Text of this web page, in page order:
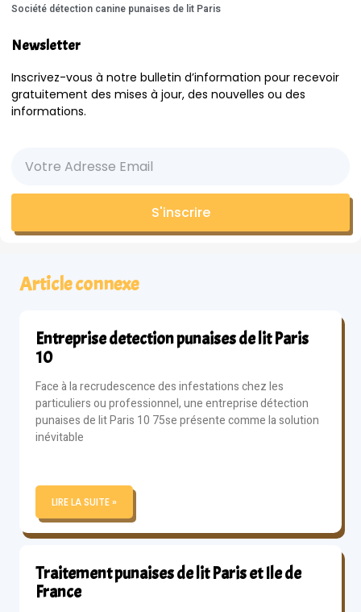
Société détection canine punaises de lit Paris
Newsletter
Inscrivez-vous à notre bulletin d’information pour recevoir
gratuitement des mises à jour, des nouvelles ou des
informations.
S'inscrire
Article connexe
Entreprise detection punaises de lit Paris
10
Face à la recrudescence des infestations chez les
particuliers ou professionnel, une entreprise détection
punaises de lit Paris 10 75se présente comme la solution
inévitable
LIRE LA SUITE »
Traitement punaises de lit Paris et Ile de
France